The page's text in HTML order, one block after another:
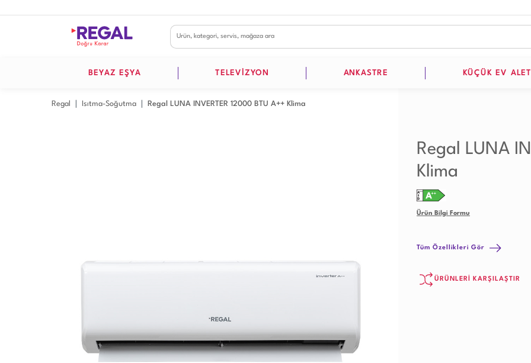
BEYAZ EŞYA TELEVİZYON ANKASTRE KÜÇÜK EV
Regal Isıtma-Soğutma Regal LUNA INVERTER 12000 BTU A++ Klima
Regal LUNA
Klima
Ürün Bilgi Formu
Tüm Özellikleri Gör
ÜRÜNLERİ KARŞILAŞTIR